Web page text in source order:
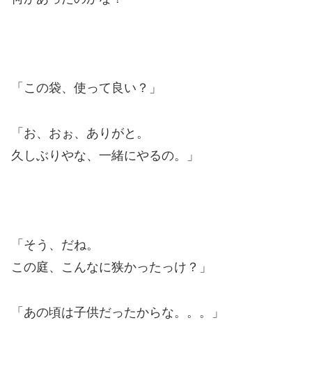
「この袋、使って良い？」
「お、おぉ、ありがと。
久しぶりやな、一緒にやるの。」
「そう、だね。
この庭、こんなに狭かったっけ？」
「あの頃は子供だったからな。。。」